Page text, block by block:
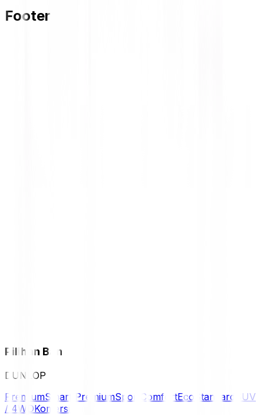
Footer
Pilihan Ban
DUNLOP
PremiumSmart PremiumSport ComfortEco Standard
SUV
/ 4WDKomersil